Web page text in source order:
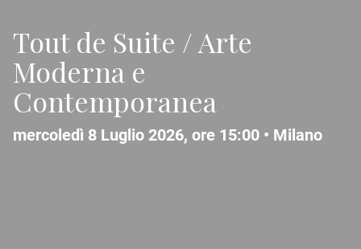
Tout de Suite / Arte
Moderna e
Contemporanea
mercoledì 8 Luglio 2026, ore 15:00 • Milano